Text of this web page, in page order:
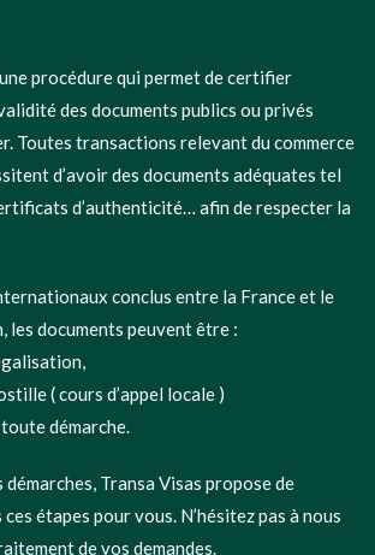
procédure qui permet de certifier
des documents publics ou privés
Toutes transactions relevant du commerce
d’avoir des documents adéquates tel
d’authenticité… afin de respecter la
conclus entre la France et le
les documents peuvent être :
( cours d’appel locale )
démarche.
Transa Visas propose de
étapes pour vous. N’hésitez pas à nous
de vos demandes.